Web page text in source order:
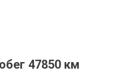
47850 км